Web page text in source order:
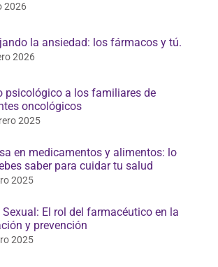
2026
la ansiedad: los fármacos y tú.
2026
psicológico a los familiares de
oncológicos
2025
en medicamentos y alimentos: lo
saber para cuidar tu salud
2025
El rol del farmacéutico en la
y prevención
2025